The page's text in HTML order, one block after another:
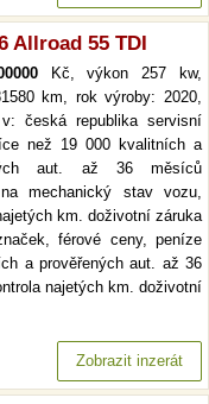
Allroad 55 TDI
Kč, výkon 257 kw,
km, rok výroby: 2020,
v: česká republika servisní
než 19 000 kvalitních a
aut. až 36 měsíců
mechanický stav vozu,
km. doživotní záruka
férové ceny, peníze
a prověřených aut. až 36
najetých km. doživotní
Zobrazit inzerát